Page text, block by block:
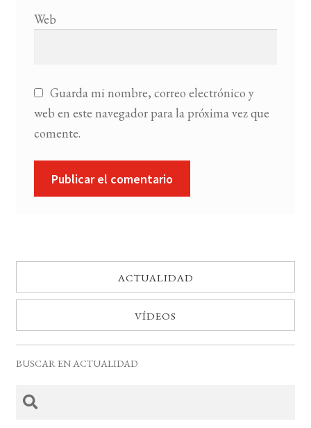
Web
Guarda mi nombre, correo electrónico y
web en este navegador para la próxima vez que
comente.
ACTUALIDAD
VÍDEOS
BUSCAR EN ACTUALIDAD